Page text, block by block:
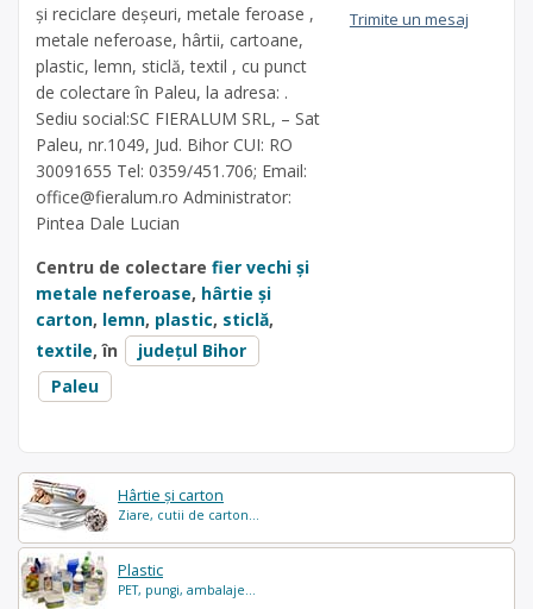
Hârtie și carton
Ziare, cutii de carton...
Plastic
PET, pungi, ambalaje...
și reciclare deșeuri, metale feroase ,
metale neferoase, hârtii, cartoane,
plastic, lemn, sticlă, textil , cu punct
de colectare în Paleu, la adresa: .
Sediu social:SC FIERALUM SRL, – Sat
Paleu, nr.1049, Jud. Bihor CUI: RO
30091655 Tel: 0359/451.706; Email:
office@fieralum.ro Administrator:
Pintea Dale Lucian
Centru de colectare fier vechi și
metale neferoase, hârtie și
carton, lemn, plastic, sticlă,
textile, în
județul Bihor
Paleu
Trimite un mesaj